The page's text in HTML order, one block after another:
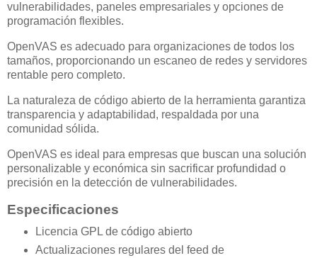
vulnerabilidades, paneles empresariales y opciones de
programación flexibles.
OpenVAS es adecuado para organizaciones de todos los
tamaños, proporcionando un escaneo de redes y servidores
rentable pero completo.
La naturaleza de código abierto de la herramienta garantiza
transparencia y adaptabilidad, respaldada por una
comunidad sólida.
OpenVAS es ideal para empresas que buscan una solución
personalizable y económica sin sacrificar profundidad o
precisión en la detección de vulnerabilidades.
Especificaciones
Licencia GPL de código abierto
Actualizaciones regulares del feed de